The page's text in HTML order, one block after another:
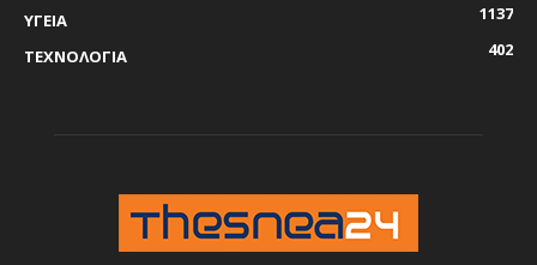
ΥΓΕΙΑ
1137
ΤΕΧΝΟΛΟΓΙΑ
402